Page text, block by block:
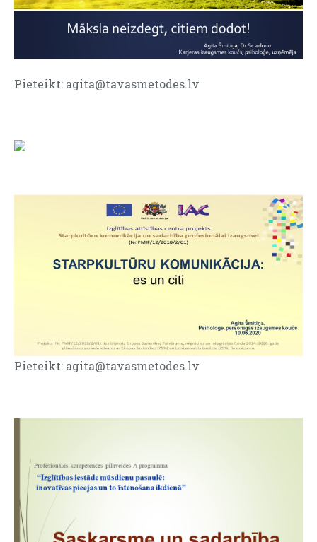
Pieteikt: agita@tavasmetodes.lv
Pieteikt: agita@tavasmetodes.lv